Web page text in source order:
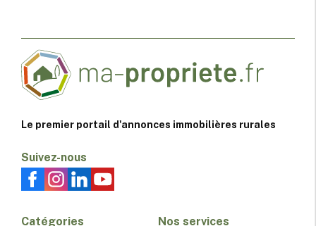
Le premier portail d'annonces immobilières rurales
Suivez-nous
Catégories Nos services